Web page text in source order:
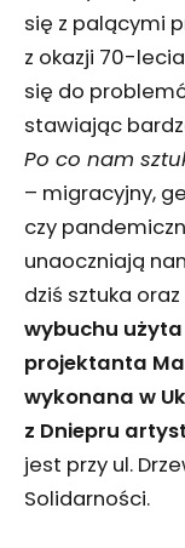
się z palącymi
z okazji 70-
się do
stawiając
Po co nam
– migracyjny,
czy
unaoczniają
dziś sztuka
wybuchu
projektanta
wykonana w
z Dniepru
jest przy ul.
Solidarności.